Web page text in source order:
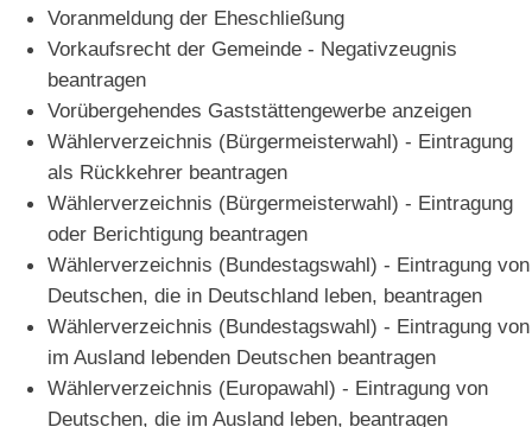
Voranmeldung der Eheschließung
Vorkaufsrecht der Gemeinde - Negativzeugnis
beantragen
Vorübergehendes Gaststättengewerbe anzeigen
Wählerverzeichnis (Bürgermeisterwahl) - Eintragung
als Rückkehrer beantragen
Wählerverzeichnis (Bürgermeisterwahl) - Eintragung
oder Berichtigung beantragen
Wählerverzeichnis (Bundestagswahl) - Eintragung von
Deutschen, die in Deutschland leben, beantragen
Wählerverzeichnis (Bundestagswahl) - Eintragung von
im Ausland lebenden Deutschen beantragen
Wählerverzeichnis (Europawahl) - Eintragung von
Deutschen, die im Ausland leben, beantragen